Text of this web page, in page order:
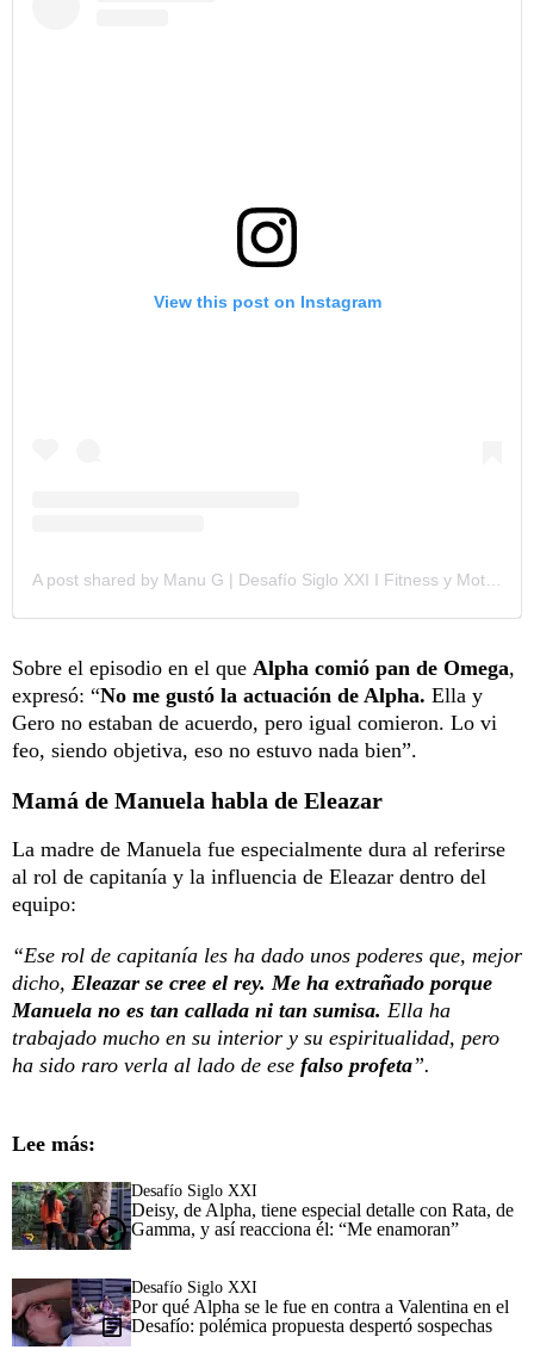
View this post on Instagram
A post shared by Manu G | Desafío Siglo XXI I Fitness y Motivación 🩷 (@manuelagomez.2)
Sobre el episodio en el que Alpha comió pan de Omega,
expresó: “No me gustó la actuación de Alpha. Ella y
Gero no estaban de acuerdo, pero igual comieron. Lo vi
feo, siendo objetiva, eso no estuvo nada bien”.
Mamá de Manuela habla de Eleazar
La madre de Manuela fue especialmente dura al referirse
al rol de capitanía y la influencia de Eleazar dentro del
equipo:
“Ese rol de capitanía les ha dado unos poderes que, mejor
dicho, Eleazar se cree el rey. Me ha extrañado porque
Manuela no es tan callada ni tan sumisa. Ella ha
trabajado mucho en su interior y su espiritualidad, pero
ha sido raro verla al lado de ese falso profeta”.
Lee más:
Desafío Siglo XXI
Deisy, de Alpha, tiene especial detalle con Rata, de
Gamma, y así reacciona él: “Me enamoran”
Desafío Siglo XXI
Por qué Alpha se le fue en contra a Valentina en el
Desafío: polémica propuesta despertó sospechas